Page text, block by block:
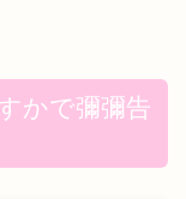
かで彌彌告